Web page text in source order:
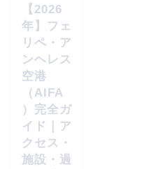
【2026
年】フェ
リペ・ア
ンヘレス
空港
（AIFA
）完全ガ
イド｜ア
クセス・
施設・過